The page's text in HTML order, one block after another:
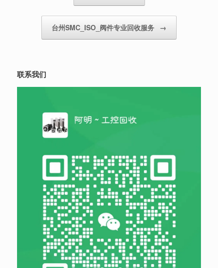
台州SMC_ISO_阀件专业回收服务 →
联系我们